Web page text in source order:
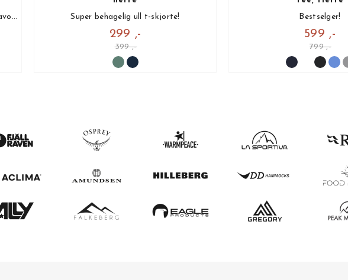
Best i test! Uslåelig mykhet, og din nye favoritt!
Super behagelig ull t-skjorte!
299 ,-
399 ,-
Bestselger!
599 ,-
799 ,-